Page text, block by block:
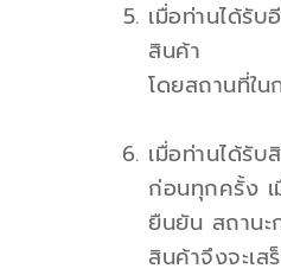
เมื่อท่านได้รั
สินค้า
โดยสถานที่ใน
เมื่อท่านได้รั
ก่อนทุกครั้ง เ
ยืนยัน สถานะ
สินค้าจึงจะเ